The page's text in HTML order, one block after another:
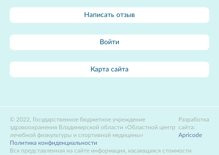
Написать отзыв
Войти
Карта сайта
2022, Государственное бюджетное учреждение
здравоохранения Владимирской области «Областной центр
лечебной физкультуры и спортивной медицины»
Политика конфиденциальности
Разработка
сайта:
Apricode
Вся представленная на сайте информация, касающаяся стоимости